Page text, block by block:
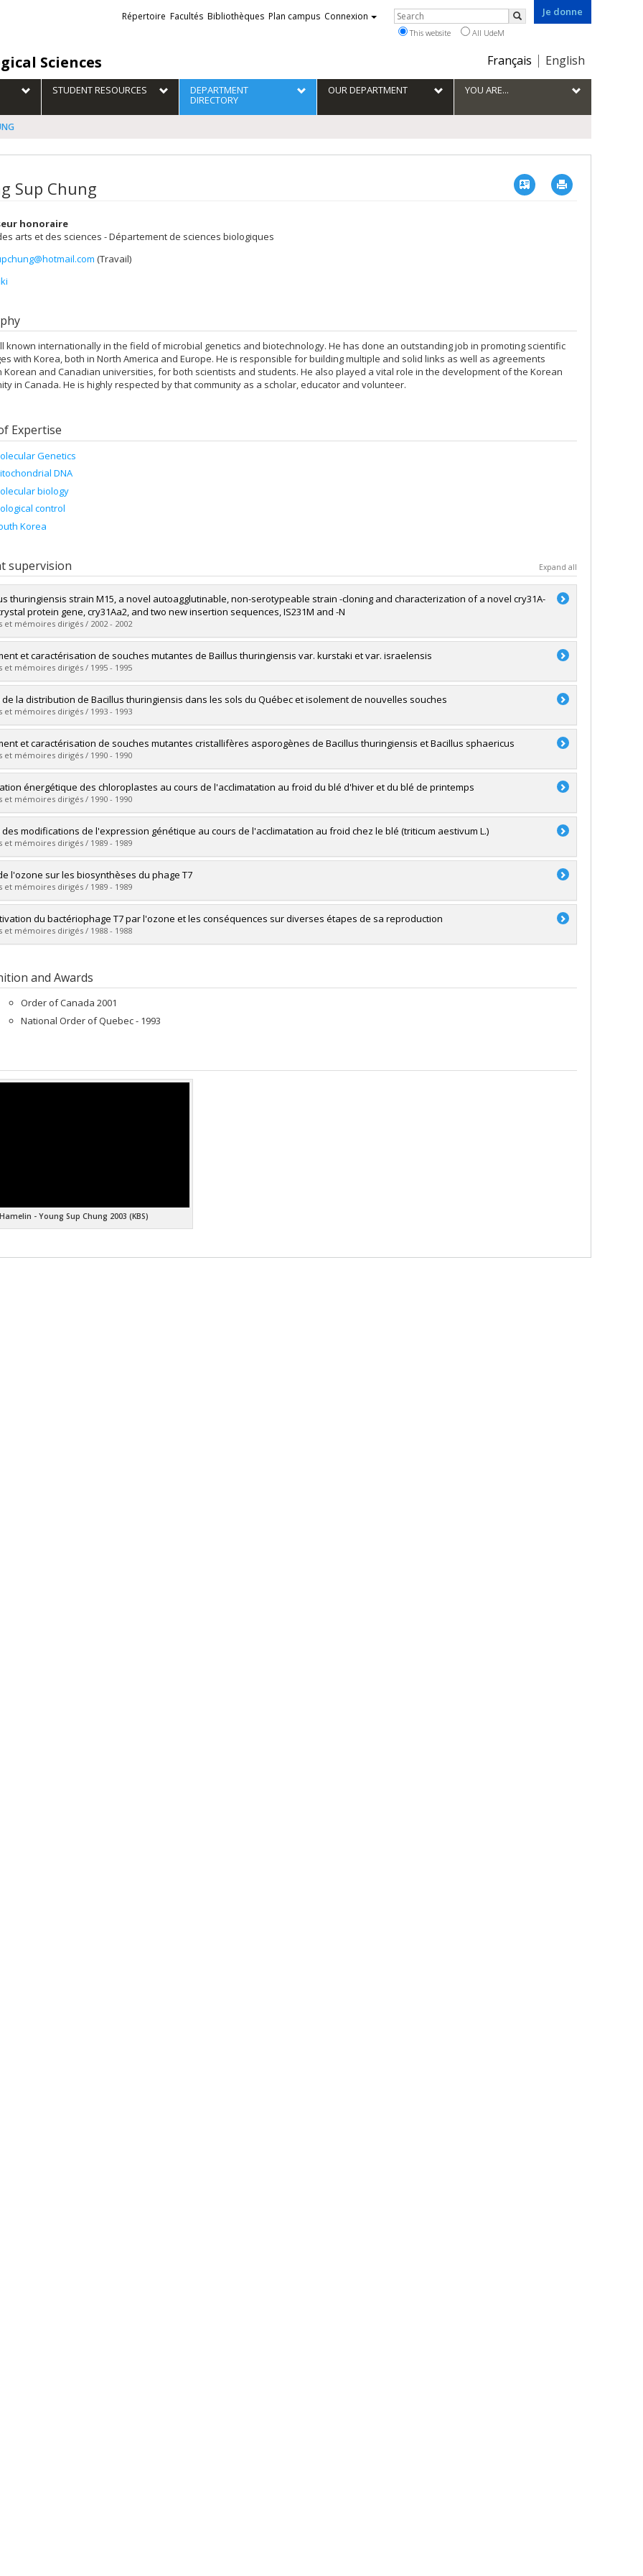
Sciences
Je donne
Choix
la
langue
Français English
Liens
externes
Répertoire Facultés Bibliothèques Plan campus Connexion Rechercher
Search
This website All UdeM
STUDENT RESOURCES DEPARTMENT
DIRECTORY
OUR DEPARTMENT YOU ARE...
Sup Chung Vcard
honoraire
arts et des sciences - Département de sciences biologiques
(Travail)
known internationally in the field of microbial genetics and biotechnology. He has done an outstanding job in promoting scientific
with Korea, both in North America and Europe. He is responsible for building multiple and solid links as well as agreements
Korean and Canadian universities, for both scientists and students. He also played a vital role in the development of the Korean
in Canada. He is highly respected by that community as a scholar, educator and volunteer.
Expertise
Genetics
DNA
biology
control
Korea
supervision Expand all
thuringiensis strain M15, a novel autoagglutinable, non-serotypeable strain -cloning and characterization of a novel cry31A-
protein gene, cry31Aa2, and two new insertion sequences, IS231M and -N
et mémoires dirigés / 2002 - 2002
:Jung, Yong-Chul
Doctoral
:Ph. D.
le document dans Papyrus
et caractérisation de souches mutantes de Baillus thuringiensis var. kurstaki et var. israelensis
et mémoires dirigés / 1995 - 1995
:Kim, Han-Su
Master's
:M. Sc.
le document dans Papyrus
de la distribution de Bacillus thuringiensis dans les sols du Québec et isolement de nouvelles souches
et mémoires dirigés / 1993 - 1993
:Chagnon, Pierre
Master's
:M. Sc.
le document dans Papyrus
et caractérisation de souches mutantes cristallifères asporogènes de Bacillus thuringiensis et Bacillus sphaericus
et mémoires dirigés / 1990 - 1990
:Farag, Ahmed
Master's
:M. Sc.
le document dans Papyrus
énergétique des chloroplastes au cours de l'acclimatation au froid du blé d'hiver et du blé de printemps
et mémoires dirigés / 1990 - 1990
:Cadieux, Claude
Doctoral
:Ph. D.
le document dans Papyrus
des modifications de l'expression génétique au cours de l'acclimatation au froid chez le blé (triticum aestivum L.)
et mémoires dirigés / 1989 - 1989
:Perras, Michel
Doctoral
:Ph. D.
le document dans Papyrus
l'ozone sur les biosynthèses du phage T7
et mémoires dirigés / 1989 - 1989
:Mura, Catherine
Master's
:M. Sc.
du bactériophage T7 par l'ozone et les conséquences sur diverses étapes de sa reproduction
et mémoires dirigés / 1988 - 1988
Doctoral
:Ph. D.
le document dans Papyrus
and Awards
Order of Canada 2001
National Order of Quebec - 1993
- Young Sup Chung 2003 (KBS)